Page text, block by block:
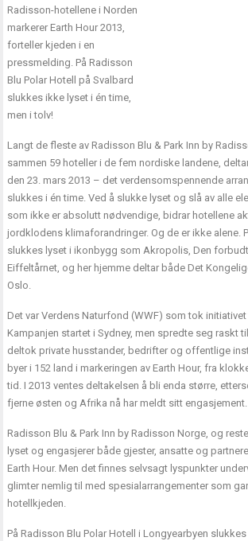
Radisson-hotellene i Norden
markerer Earth Hour 2013,
forteller kjeden i en
pressmelding. På Radisson
Blu Polar Hotell på Svalbard
slukkes ikke lyset i én time,
men i tolv!
Langt de fleste av Radisson Blu & Park Inn by
sammen 59 hoteller i de fem nordiske landene,
den 23. mars 2013 – det verdensomspennende
slukkes i én time. Ved å slukke lyset og slå av alle
som ikke er absolutt nødvendige, bidrar hotellene
jordklodens klimaforandringer. Og de er ikke alene.
slukkes lyset i ikonbygg som Akropolis, Den
Eiffeltårnet, og her hjemme deltar både Det
Oslo.
Det var Verdens Naturfond (WWF) som tok initiativet
Kampanjen startet i Sydney, men spredte seg raskt
deltok private husstander, bedrifter og offentlige
byer i 152 land i markeringen av Earth Hour, fra
tid. I 2013 ventes deltakelsen å bli enda større,
fjerne østen og Afrika nå har meldt sitt engasjement.
Radisson Blu & Park Inn by Radisson Norge, og
lyset og engasjerer både gjester, ansatte og
Earth Hour. Men det finnes selvsagt lyspunkter
glimter nemlig til med spesialarrangementer som
hotellkjeden.
På Radisson Blu Polar Hotell i Longyearbyen